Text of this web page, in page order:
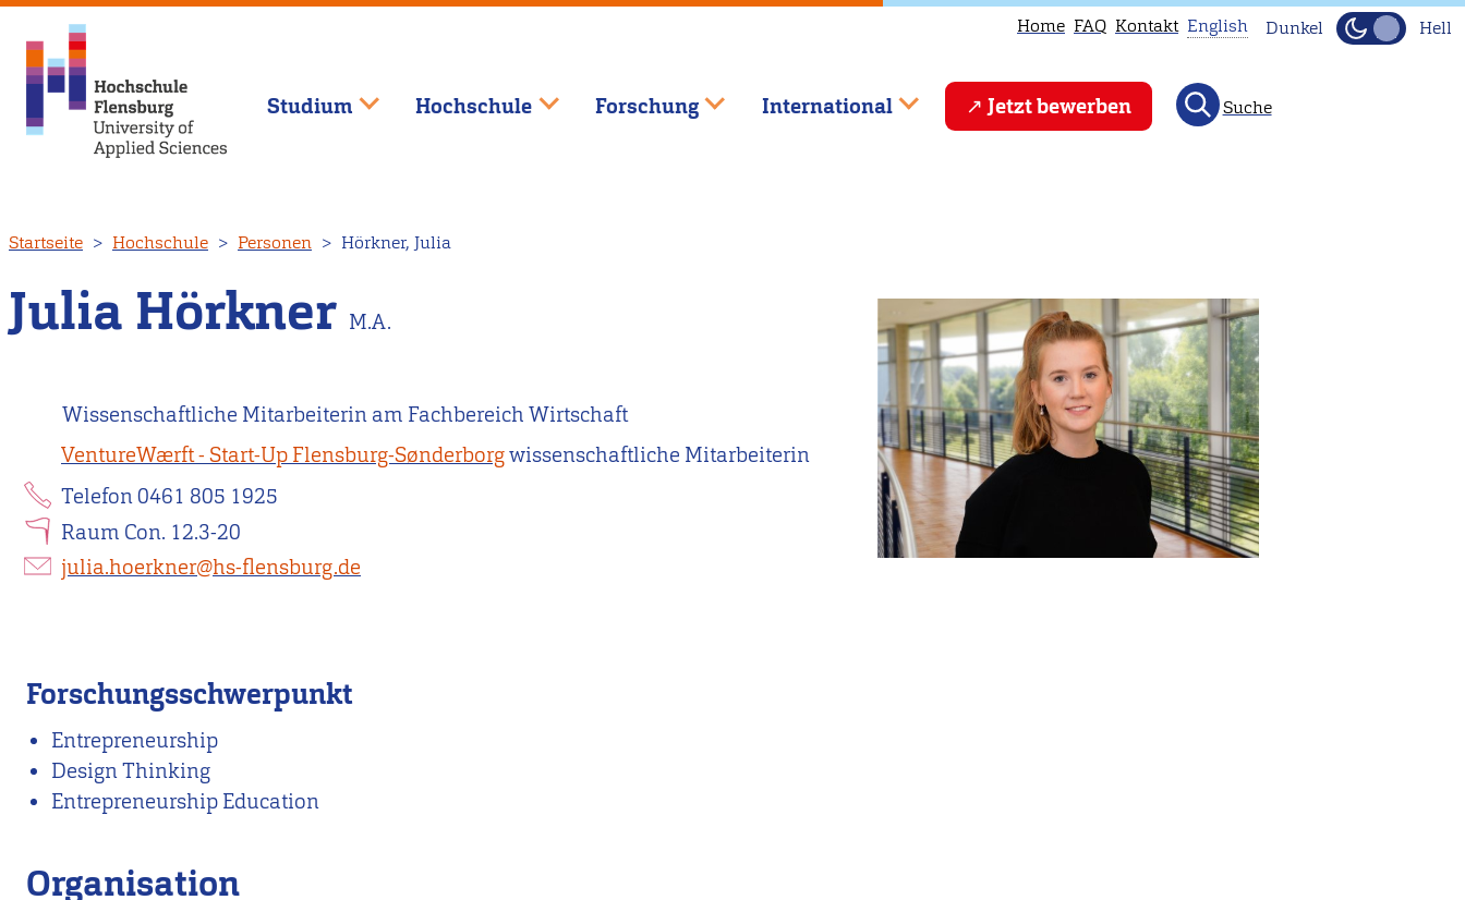
zum
Inhalt
Home FAQ Kontakt
This
page
Head
to
our
English
main
page
instead.
English Dunkel Hell
Studium Hochschule Forschung International Jetzt bewerben Suche
Startseite Hochschule Personen Hörkner, Julia
Julia Hörkner M.A.
Wissenschaftliche Mitarbeiterin am Fachbereich Wirtschaft
VentureWærft - Start-Up Flensburg-Sønderborgwissenschaftliche Mitarbeiterin
Telefon 0461 805 1925
Raum Con. 12.3-20
julia.hoerkner@hs-flensburg.de
Forschungsschwerpunkt
Entrepreneurship
Design Thinking
Entrepreneurship Education
Organisation